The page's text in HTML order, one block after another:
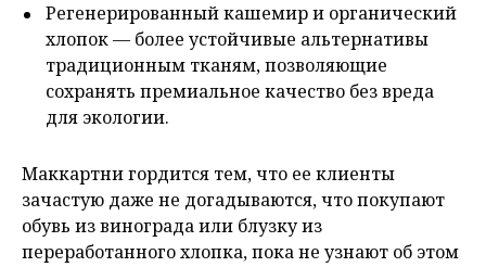
Регенерированный кашемир и органический
хлопок — более устойчивые альтернативы
традиционным тканям, позволяющие
сохранять премиальное качество без вреда
для экологии.
Маккартни гордится тем, что ее клиенты
зачастую даже не догадываются, что покупают
обувь из винограда или блузку из
переработанного хлопка, пока не узнают об этом